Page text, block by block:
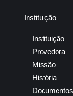
Instituição
Instituição
Provedora
Missão
História
Documentos